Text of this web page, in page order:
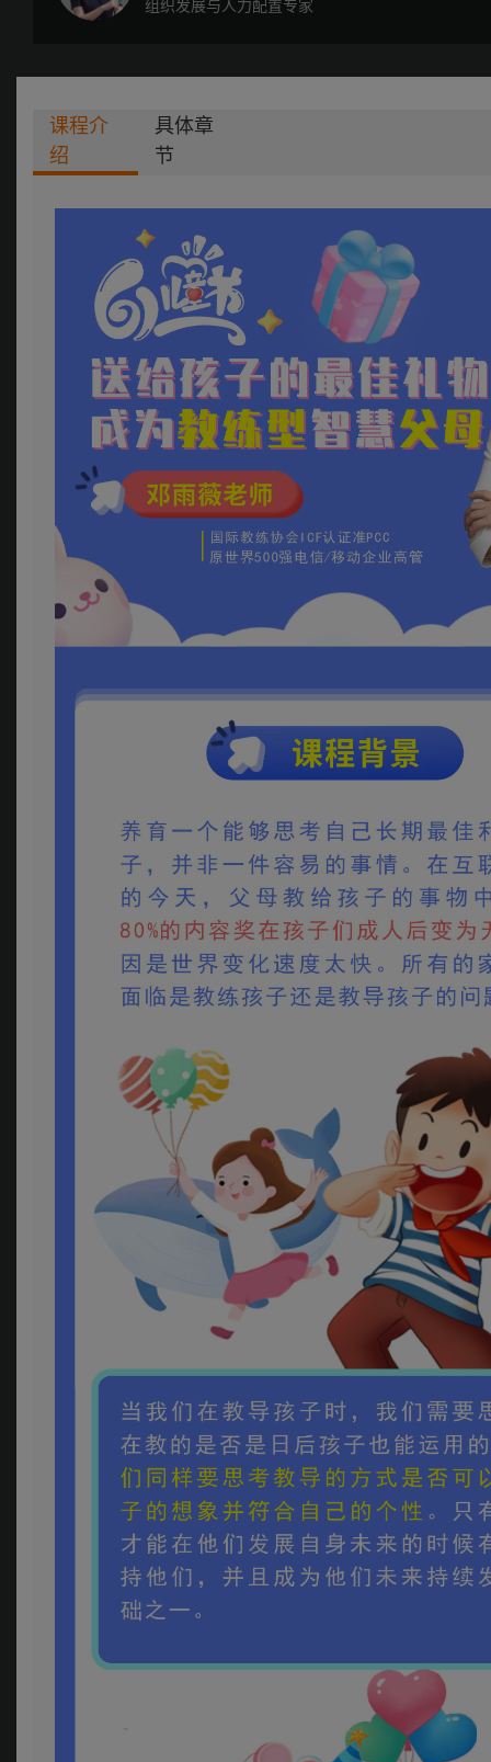
组织发展与人力配置专家
课程介
绍
具体章
节